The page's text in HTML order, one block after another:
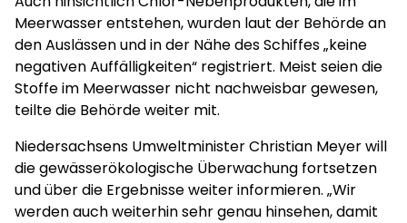
Meerwasser entstehen, wurden laut der Behörde an
den Auslässen und in der Nähe des Schiffes „keine
negativen Auffälligkeiten“ registriert. Meist seien die
Stoffe im Meerwasser nicht nachweisbar gewesen,
teilte die Behörde weiter mit.
Niedersachsens Umweltminister Christian Meyer will
die gewässerökologische Überwachung fortsetzen
und über die Ergebnisse weiter informieren. „Wir
werden auch weiterhin sehr genau hinsehen, damit